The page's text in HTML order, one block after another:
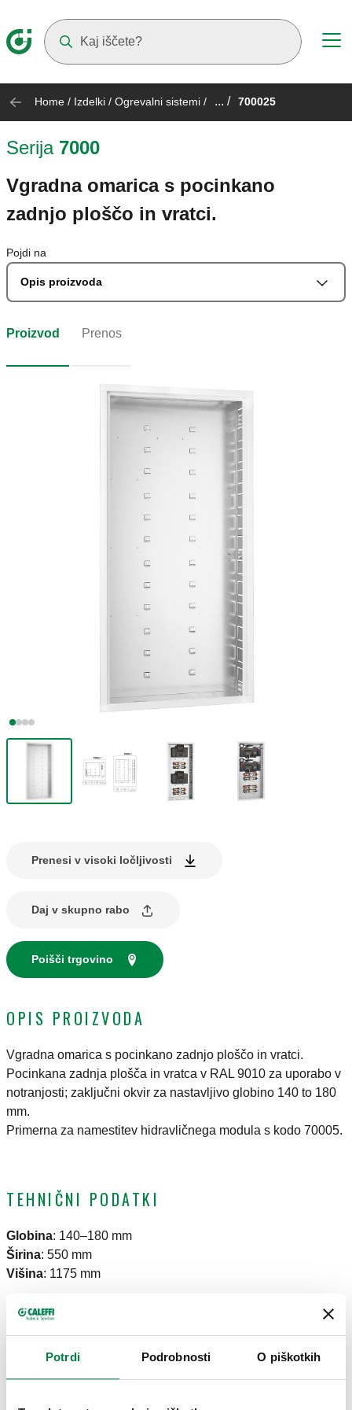
Potrdi Podrobnosti O piškotkih
Home / Izdelki / Ogrevalni sistemi / ... / 700025
Serija 7000
Vgradna omarica s pocinkano
zadnjo ploščo in vratci.
Pojdi na
Opis proizvoda
Proizvod Prenos
Prenesi v visoki ločljivosti
Daj v skupno rabo
Poišči trgovino
OPIS PROIZVODA
Vgradna omarica s pocinkano zadnjo ploščo in vratci.
Pocinkana zadnja plošča in vratca v RAL 9010 za uporabo v
notranjosti; zaključni okvir za nastavljivo globino 140 to 180
mm.
Primerna za namestitev hidravličnega modula s kodo 70005.
TEHNIČNI PODATKI
Globina: 140–180 mm
Širina: 550 mm
Višina: 1175 mm
RISBE IN SPECIFIKACIJE
Koda artikla